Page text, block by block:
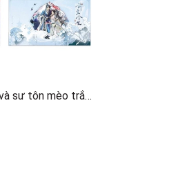
Set card Husky và sư tôn mèo trắng chính hãng Mẫu 5